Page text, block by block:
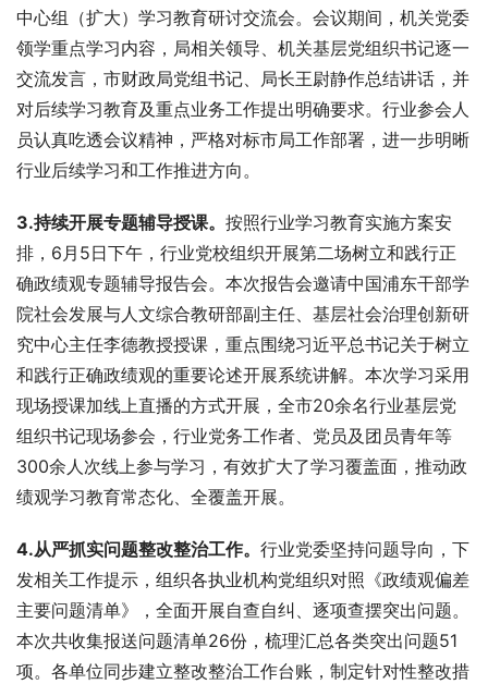
中心组（扩大）学习教育研讨交流会。会议期间，机关党委
领学重点学习内容，局相关领导、机关基层党组织书记逐一
交流发言，市财政局党组书记、局长王尉静作总结讲话，并
对后续学习教育及重点业务工作提出明确要求。行业参会人
员认真吃透会议精神，严格对标市局工作部署，进一步明晰
行业后续学习和工作推进方向。
3.持续开展专题辅导授课。 按照行业学习教育实施方案安
排，6月5日下午，行业党校组织开展第二场树立和践行正
确政绩观专题辅导报告会。本次报告会邀请中国浦东干部学
院社会发展与人文综合教研部副主任、基层社会治理创新研
究中心主任李德教授授课，重点围绕习近平总书记关于树立
和践行正确政绩观的重要论述开展系统讲解。本次学习采用
现场授课加线上直播的方式开展，全市20余名行业基层党
组织书记现场参会，行业党务工作者、党员及团员青年等
300余人次线上参与学习，有效扩大了学习覆盖面，推动政
绩观学习教育常态化、全覆盖开展。
4.从严抓实问题整改整治工作。 行业党委坚持问题导向，下
发相关工作提示，组织各执业机构党组织对照《政绩观偏差
主要问题清单》，全面开展自查自纠、逐项查摆突出问题。
本次共收集报送问题清单26份，梳理汇总各类突出问题51
项。各单位同步建立整改整治工作台账，制定针对性整改措